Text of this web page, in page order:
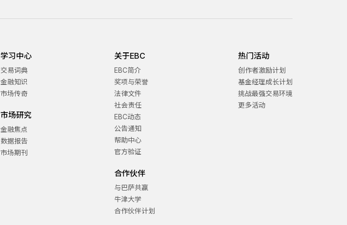
学习中心
交易词典
金融知识
市场传奇
市场研究
金融焦点
数据报告
市场期刊
关于EBC
EBC简介
奖项与荣誉
法律文件
社会责任
EBC动态
公告通知
帮助中心
官方验证
合作伙伴
与巴萨共赢
牛津大学
合作伙伴计划
热门活动
创作者激励计划
基金经理成长计划
挑战最强交易环境
更多活动